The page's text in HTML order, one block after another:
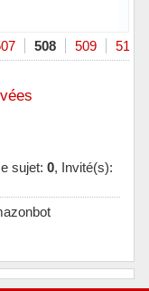
508 509 510
sujet: 0, Invité(s):